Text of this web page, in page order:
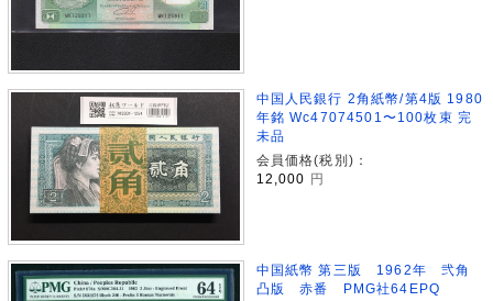
中国人民銀行 2角紙幣/第4版 1980
年銘 Wc47074501〜100枚束 完
未品
会員価格(税別)：
12,000 円
中国紙幣 第三版 1962年 弐角
凸版 赤番 PMG社64EPQ